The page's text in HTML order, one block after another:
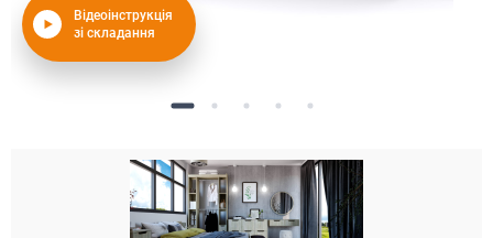
Відеоінструкція
зі складання